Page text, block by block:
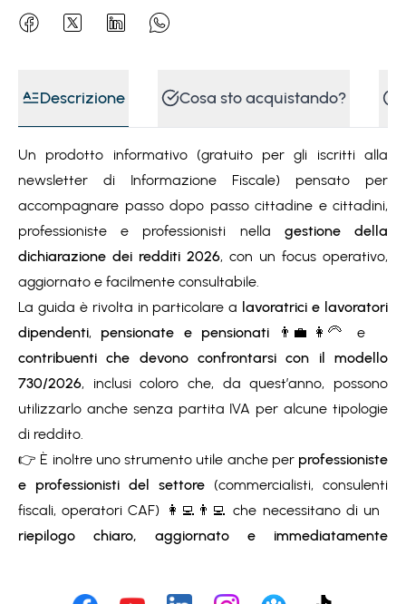
Descrizione Cosa sto acquistando?
Un prodotto informativo (gratuito per gli iscritti alla
newsletter di Informazione Fiscale) pensato per
accompagnare passo dopo passo cittadine e cittadini,
professioniste e professionisti nella gestione della
dichiarazione dei redditi 2026, con un focus operativo,
aggiornato e facilmente consultabile.
La guida è rivolta in particolare a lavoratrici e lavoratori
dipendenti, pensionate e pensionati
👨‍💼👩‍🦳 e
contribuenti che devono confrontarsi con il modello
730/2026, inclusi coloro che, da quest’anno, possono
utilizzarlo anche senza partita IVA per alcune tipologie
di reddito.
👉 È inoltre uno strumento utile anche per professioniste
e professionisti del settore (commercialisti, consulenti
fiscali, operatori CAF) 👩‍💻👨‍💻 che necessitano di un
riepilogo chiaro, aggiornato e immediatamente